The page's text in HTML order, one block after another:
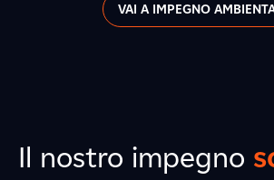
VAI A IMPEGNO
Il nostro impegno